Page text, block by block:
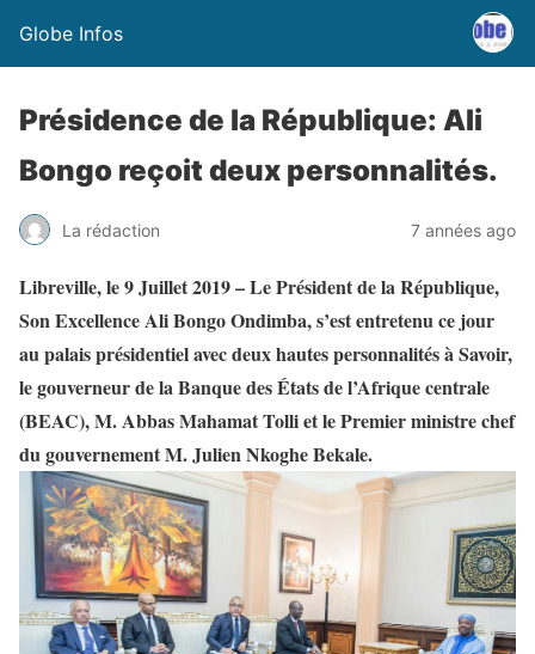
Globe Infos
Présidence de la République: Ali
Bongo reçoit deux personnalités.
La rédaction 7 années ago
Libreville, le 9 Juillet 2019 – Le Président de la République,
Son Excellence Ali Bongo Ondimba, s’est entretenu ce jour
au palais présidentiel avec deux hautes personnalités à Savoir,
le gouverneur de la Banque des États de l’Afrique centrale
(BEAC), M. Abbas Mahamat Tolli et le Premier ministre chef
du gouvernement M. Julien Nkoghe Bekale.